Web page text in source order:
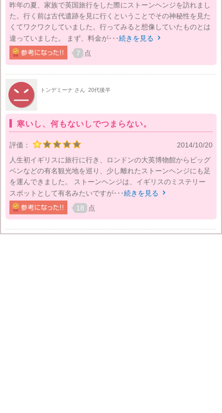
昨年の夏、家族で英国旅行をした際にストーンヘンジを訪れまし
た。行く前は古代遺跡を見に行くということでその神秘性を見た
くてワクワクしていました。行ってみると想像していたものとは
違っていました。 まず、料金が･･･続きを見る 
7 点
トンデミーナ さん 20代後半
寒いし、何もないしでつまらない。
評価：
2014/10/20
人生初イギリスに旅行に行き、ロンドンの大英博物館からビッグ
ベンなどの有名観光地を巡り、少し離れたストーンヘンジにも足
を運んできました。 ストーンヘンジは、イギリスのミステリー
スポットとして有名みたいですが･･･続きを見る 
18 点